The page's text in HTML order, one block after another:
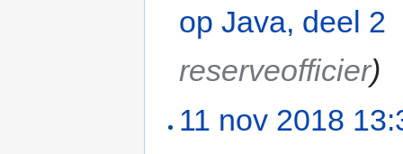
op Java, deel 2
reserveofficier)
11 nov 2018